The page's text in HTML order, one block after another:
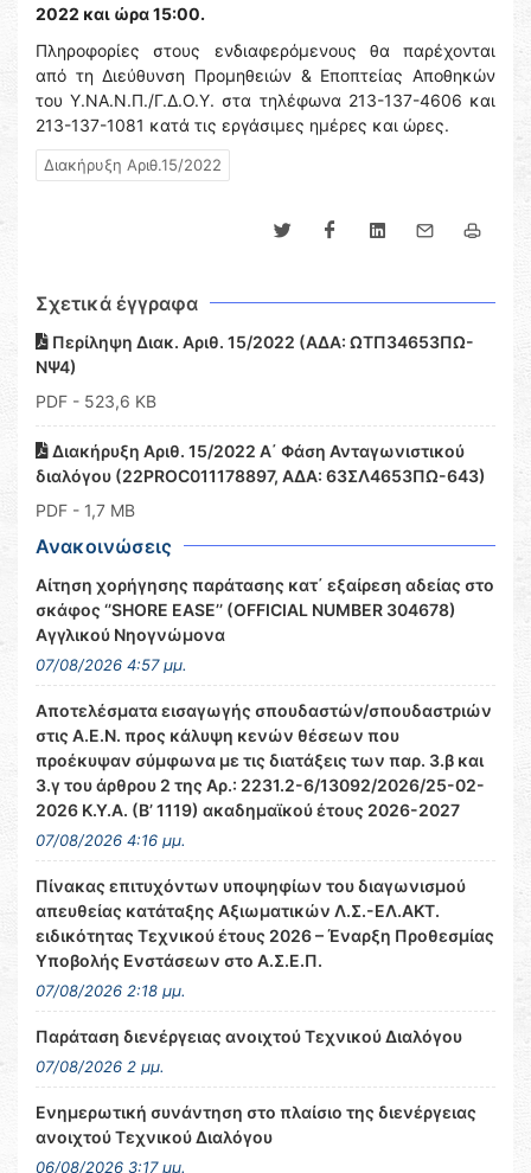
2022 και ώρα 15:00.
Πληροφορίες στους ενδιαφερόμενους θα παρέχονται
από τη Διεύθυνση Προμηθειών & Εποπτείας Αποθηκών
του Υ.ΝΑ.Ν.Π./Γ.Δ.Ο.Υ. στα τηλέφωνα 213-137-4606 και
213-137-1081 κατά τις εργάσιμες ημέρες και ώρες.
Διακήρυξη Αριθ.15/2022
Σχετικά έγγραφα
Περίληψη Διακ. Αριθ. 15/2022 (ΑΔΑ: ΩΤΠ34653ΠΩ-
ΝΨ4)
PDF - 523,6 KB
Διακήρυξη Αριθ. 15/2022 Α΄ Φάση Ανταγωνιστικού
διαλόγου (22PROC011178897, ΑΔΑ: 63ΣΛ4653ΠΩ-643)
PDF - 1,7 MB
Ανακοινώσεις
Αίτηση χορήγησης παράτασης κατ΄ εξαίρεση αδείας στο
σκάφος ‘’SHORE EASE’’ (OFFICIAL NUMBER 304678)
Αγγλικού Νηογνώμονα
07/08/2026 4:57 μμ.
Αποτελέσματα εισαγωγής σπουδαστών/σπουδαστριών
στις Α.Ε.Ν. προς κάλυψη κενών θέσεων που
προέκυψαν σύμφωνα με τις διατάξεις των παρ. 3.β και
3.γ του άρθρου 2 της Αρ.: 2231.2-6/13092/2026/25-02-
2026 Κ.Υ.Α. (Β’ 1119) ακαδημαϊκού έτους 2026-2027
07/08/2026 4:16 μμ.
Πίνακας επιτυχόντων υποψηφίων του διαγωνισμού
απευθείας κατάταξης Αξιωματικών Λ.Σ.-ΕΛ.ΑΚΤ.
ειδικότητας Τεχνικού έτους 2026 – Έναρξη Προθεσμίας
Υποβολής Ενστάσεων στο Α.Σ.Ε.Π.
07/08/2026 2:18 μμ.
Παράταση διενέργειας ανοιχτού Τεχνικού Διαλόγου
07/08/2026 2 μμ.
Ενημερωτική συνάντηση στο πλαίσιο της διενέργειας
ανοιχτού Τεχνικού Διαλόγου
06/08/2026 3:17 μμ.